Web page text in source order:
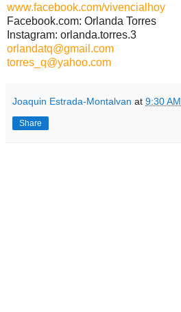
www.facebook.com/vivencialhoy
Facebook.com: Orlanda Torres
Instagram: orlanda.torres.3
orlandatq@gmail.com
torres_q@yahoo.com
Joaquin Estrada-Montalvan at 9:30 AM
Share